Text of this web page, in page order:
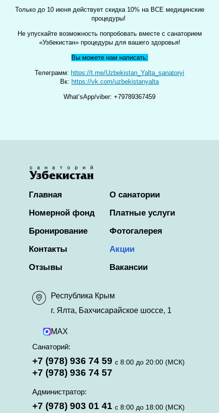
Только до 10 июня действует скидка 10% на ВСЕ медицинские
процедуры!
Не упускайте возможность попробовать вместе с санаторием
«Узбекистан» процедуры для вашего здоровья!
Вы можете нам написать:
Телеграмм: https://t.me/Uzbekistan_Yalta_sanatoryi
Вк: https://vk.com/uzbekistanyalta
What’sApp/viber: +79789367459
Главная
О санатории
Номерной фонд
Платные услуги
Бронирование
Фотогалерея
Контакты
Акции
Отзывы
Вакансии
Республика Крым
г. Ялта, Бахчисарайское шоссе, 1
MAX
Санаторий:
+7 (978) 936 74 59 с 8:00 до 20:00 (МСК)
+7 (978) 936 74 57
Администратор:
+7 (978) 903 01 41 с 8:00 до 18:00 (МСК)